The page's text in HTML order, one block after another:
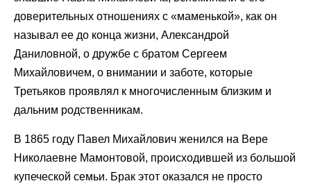
доверительных отношениях с «маменькой», как он
называл ее до конца жизни, Александрой
Даниловной, о дружбе с братом Сергеем
Михайловичем, о внимании и заботе, которые
Третьяков проявлял к многочисленным близким и
дальним родственникам.
В 1865 году Павел Михайлович женился на Вере
Николаевне Мамонтовой, происходившей из большой
купеческой семьи. Брак этот оказался не просто